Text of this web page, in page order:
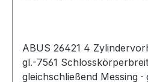
ABUS 26421 4
gl.-7561
gleichschließend Messing · gut geeignet, um